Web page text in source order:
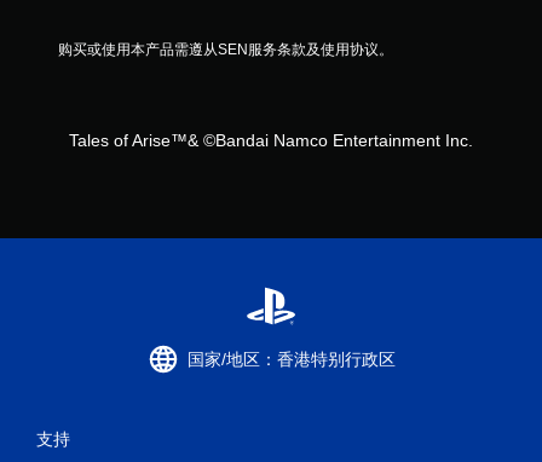
购买或使用本产品需遵从SEN服务条款及使用协议。
Tales of Arise™& ©Bandai Namco Entertainment Inc.
国家/地区：香港特别行政区
支持